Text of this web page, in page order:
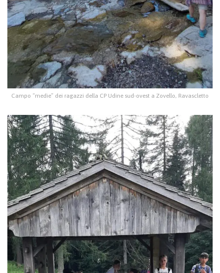
Campo “medie” dei ragazzi della CP Udine sud-ovest a Zovello, Ravascletto